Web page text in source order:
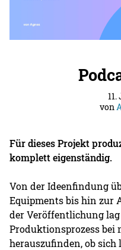
von
Für dieses Projekt
komplett eigenständig.
Von der Ideenfindung
Equipments bis hin zur
der Veröffentlichung lag
Produktionsprozess bei
herauszufinden, ob